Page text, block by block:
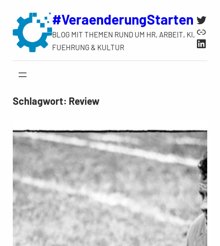
Inhalt
springen
#VeraenderungStarten
BLOG MIT THEMEN RUND UM HR, ARBEIT, KI,
FUEHRUNG & KULTUR
Link
Schlagwort: Review